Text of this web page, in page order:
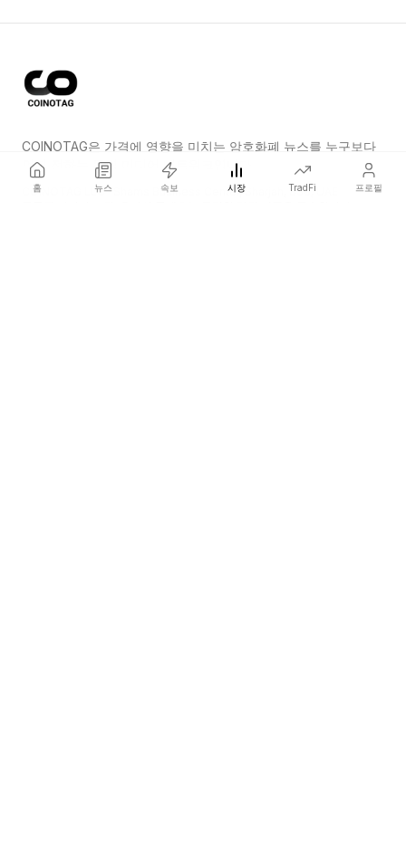
홈 뉴스 속보 시장 TradFi 프로필
COINOTAG은 가격에 영향을 미치는 암호화폐 뉴스를 누구보다
먼저 전하는 독립 미디어 네트워크입니다.
COINOTAG LLC · Shams Business Center, Sharjah, 839, UAE